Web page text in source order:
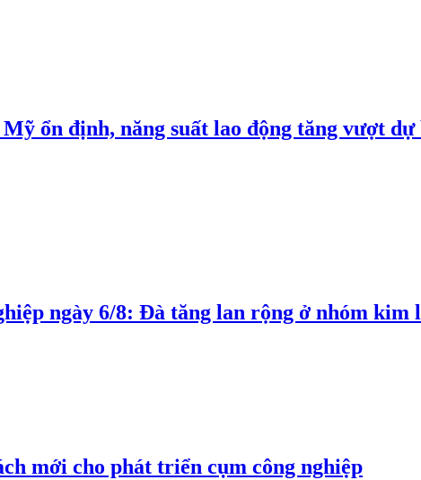
ổn định, năng suất lao động tăng vượt
ngày 6/8: Đà tăng lan rộng ở nhóm kim
mới cho phát triển cụm công nghiệp